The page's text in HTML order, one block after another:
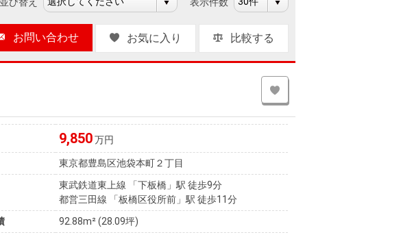
お問い合わせ お気に入り 比較する
9,850万円
東京都豊島区池袋本町２丁目
東武鉄道東上線 「下板橋」駅 徒歩9分
都営三田線 「板橋区役所前」駅 徒歩11分
92.88m² (28.09坪)